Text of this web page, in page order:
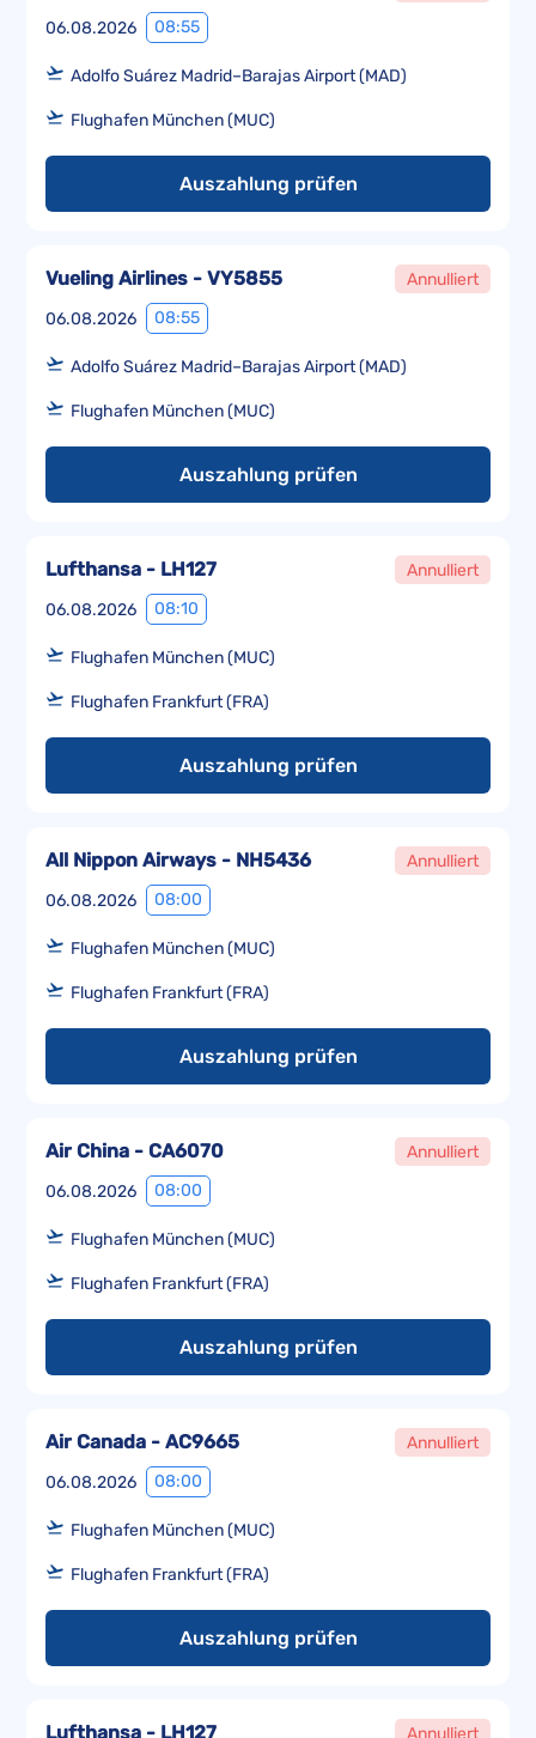
06.08.2026 08:55
Adolfo Suárez Madrid–Barajas Airport (MAD)
Flughafen München (MUC)
Auszahlung prüfen
06.08.2026 08:55
Vueling Airlines - VY5855 Annulliert
Adolfo Suárez Madrid–Barajas Airport (MAD)
Flughafen München (MUC)
Auszahlung prüfen
06.08.2026 08:10
Lufthansa - LH127 Annulliert
Flughafen München (MUC)
Flughafen Frankfurt (FRA)
Auszahlung prüfen
06.08.2026 08:00
All Nippon Airways - NH5436 Annulliert
Flughafen München (MUC)
Flughafen Frankfurt (FRA)
Auszahlung prüfen
06.08.2026 08:00
Air China - CA6070 Annulliert
Flughafen München (MUC)
Flughafen Frankfurt (FRA)
Auszahlung prüfen
06.08.2026 08:00
Air Canada - AC9665 Annulliert
Flughafen München (MUC)
Flughafen Frankfurt (FRA)
Auszahlung prüfen
Lufthansa - LH127 Annulliert